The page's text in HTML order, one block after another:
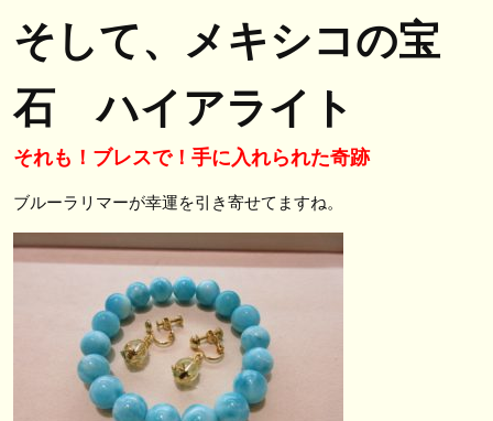
そして、メキシコの宝
石 ハイアライト
それも！ブレスで！手に入れられた奇跡
ブルーラリマーが幸運を引き寄せてますね。